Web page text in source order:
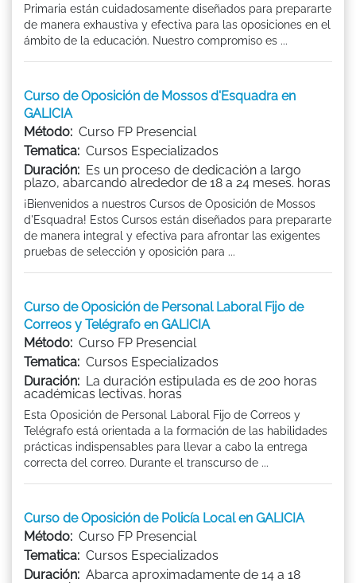
Primaria están cuidadosamente diseñados para prepararte
de manera exhaustiva y efectiva para las oposiciones en el
ámbito de la educación. Nuestro compromiso es ...
Curso de Oposición de Mossos d'Esquadra en
GALICIA
Método: Curso FP Presencial
Tematica: Cursos Especializados
Duración: Es un proceso de dedicación a largo
plazo, abarcando alrededor de 18 a 24 meses. horas
¡Bienvenidos a nuestros Cursos de Oposición de Mossos
d'Esquadra! Estos Cursos están diseñados para prepararte
de manera integral y efectiva para afrontar las exigentes
pruebas de selección y oposición para ...
Curso de Oposición de Personal Laboral Fijo de
Correos y Telégrafo en GALICIA
Método: Curso FP Presencial
Tematica: Cursos Especializados
Duración: La duración estipulada es de 200 horas
académicas lectivas. horas
Esta Oposición de Personal Laboral Fijo de Correos y
Telégrafo está orientada a la formación de las habilidades
prácticas indispensables para llevar a cabo la entrega
correcta del correo. Durante el transcurso de ...
Curso de Oposición de Policía Local en GALICIA
Método: Curso FP Presencial
Tematica: Cursos Especializados
Duración: Abarca aproximadamente de 14 a 18